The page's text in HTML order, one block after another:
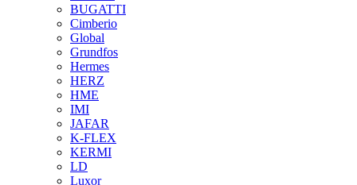
BUGATTI
Cimberio
Global
Grundfos
Hermes
HERZ
HME
IMI
JAFAR
K-FLEX
KERMI
LD
Luxor